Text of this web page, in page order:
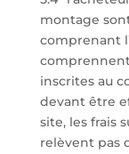
montage
comprenant
inscrites au
devant être
site, les frais
relèvent pas